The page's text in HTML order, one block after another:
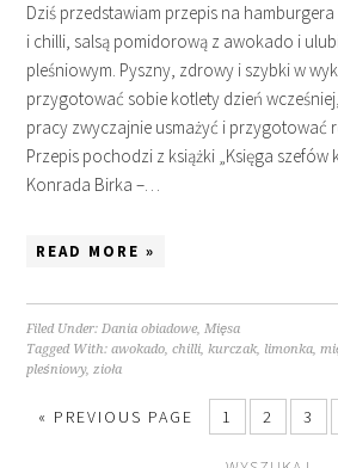
Dziś przedstawiam przepis na
i chilli, salsą pomidorową z awokado i
pleśniowym. Pyszny, zdrowy i szybki w
przygotować sobie kotlety dzień
pracy zwyczajnie usmażyć i przygotować
Przepis pochodzi z książki „Księga szefów
Konrada Birka –…
READ MORE »
Filed Under:Dania obiadowe,Mięsa
Tagged With:awokado,chilli,kurczak, limonka,
pleśniowy,zioła
« PREVIOUS PAGE 1 2 3